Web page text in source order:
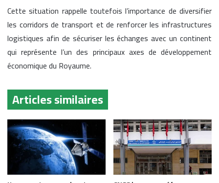
Cette situation rappelle toutefois l’importance de diversifier
les corridors de transport et de renforcer les infrastructures
logistiques afin de sécuriser les échanges avec un continent
qui représente l’un des principaux axes de développement
économique du Royaume.
Articles similaires